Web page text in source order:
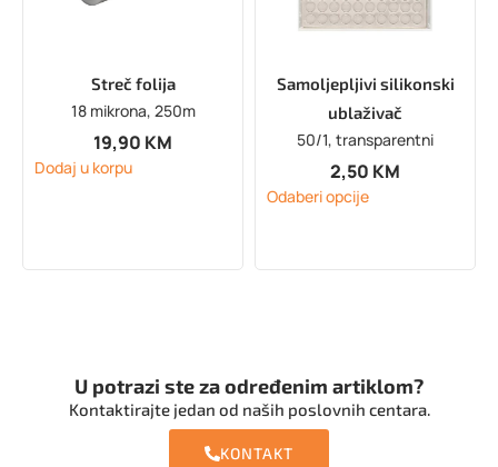
Streč folija
18 mikrona, 250m
19,90 KM
Dodaj u korpu
Samoljepljivi silikonski
ublaživač
50/1, transparentni
2,50 KM
Odaberi opcije
U potrazi ste za određenim artiklom?
Kontaktirajte jedan od naših poslovnih centara.
KONTAKT